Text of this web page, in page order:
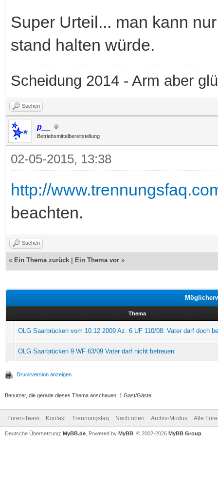
Super Urteil... man kann
stand halten würde.
Scheidung 2014 - Arm aber
Suchen
p__
Betriebsmittelbereitstellung
02-05-2015, 13:38
http://
beachten.
Suchen
« Ein Thema zurück Ein Thema vor »
Thema
OLG Saarbrücken vom 10.12.2009 Az. 6 UF 110/08: Vater darf doch
OLG Saarbrücken 9 WF 63/09 Vater darf nicht betreuen
Druckversion anzeigen
Benutzer, die gerade dieses Thema anschauen: 1 Gast/Gäste
Foren-Team Kontakt Trennungsfaq Nach oben Archiv-Modus Alle
Deutsche Übersetzung: MyBB.de , Powered by MyBB , © 2002-2026 MyBB Group